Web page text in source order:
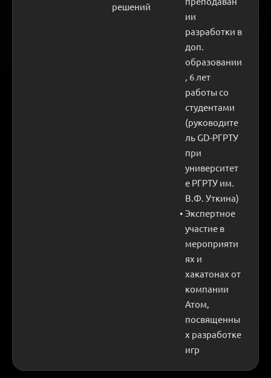
решений
ии
разработки в
доп.
образовании
, 6 лет
работы со
студентами
(руководите
ль GD-РГРТУ
при
университет
е РГРТУ им.
В.Ф. Уткина)
Экспертное
участие в
мероприяти
ях и
хакатонах от
компании
Атом,
посвященны
х разработке
игр